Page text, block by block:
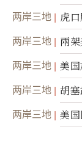
两岸三地 虎
两岸三地
兩
踪
两岸三地
美
民
两岸三地
胡
面
两岸三地 美